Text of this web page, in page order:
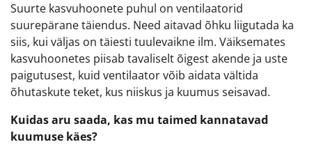
Suurte kasvuhoonete puhul on ventilaatorid
suurepärane täiendus. Need aitavad õhku liigutada ka
siis, kui väljas on täiesti tuulevaikne ilm. Väiksemates
kasvuhoonetes piisab tavaliselt õigest akende ja uste
paigutusest, kuid ventilaator võib aidata vältida
õhutaskute teket, kus niiskus ja kuumus seisavad.
Kuidas aru saada, kas mu taimed kannatavad
kuumuse käes?